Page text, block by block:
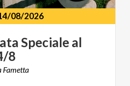
08/2026
Specialeal
8
Fametta